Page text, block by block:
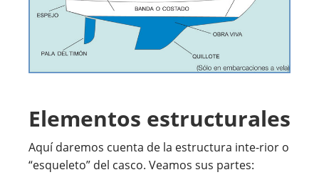
Elementos estructurales
Aquí daremos cuenta de la estructura inte-rior o
“esqueleto” del casco. Veamos sus partes: